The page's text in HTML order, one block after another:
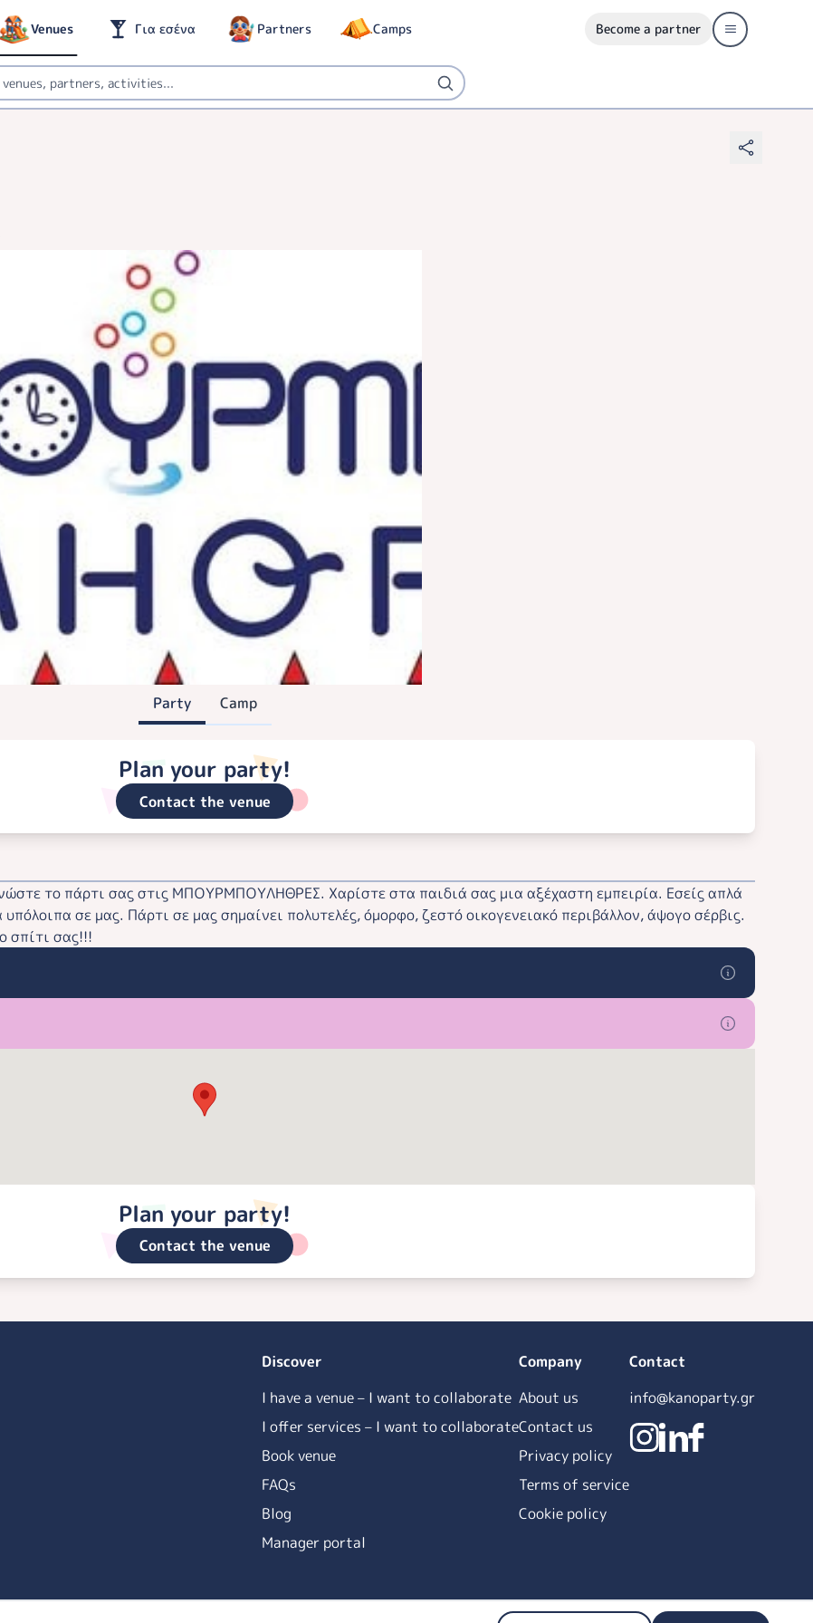
Venues Για εσένα Partners Camps Become a partner
Party Camp
Plan your party!
Contact the venue
το πάρτι σας στις ΜΠΟΥΡΜΠΟΥΛΗΘΡΕΣ. Χαρίστε στα παιδιά σας μια αξέχαστη εμπειρία. Εσείς απλά
σε μας. Πάρτι σε μας σημαίνει πολυτελές, όμορφο, ζεστό οικογενειακό περιβάλλον, άψογο σέρβις.
σπίτι σας!!!
Plan your party!
Contact the venue
Discover
I have a venue – I want to collaborate
I offer services – I want to collaborate
Book venue
FAQs
Blog
Manager portal
Company
About us
Contact us
Privacy policy
Terms of service
Cookie policy
Contact
info@kanoparty.gr